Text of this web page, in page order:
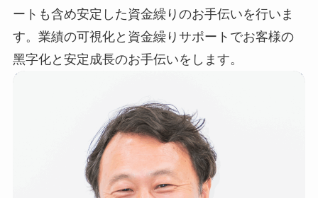
ートも含め安定した資⾦繰りのお⼿伝いを⾏いま
す。業績の可視化と資⾦繰りサポートでお客様の
⿊字化と安定成⻑のお⼿伝いをします。